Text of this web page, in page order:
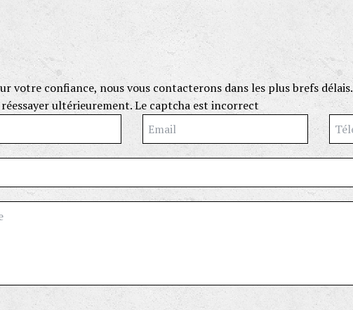
votre confiance, nous vous contacterons dans les plus brefs délais.
ultérieurement.Le captcha est incorrect